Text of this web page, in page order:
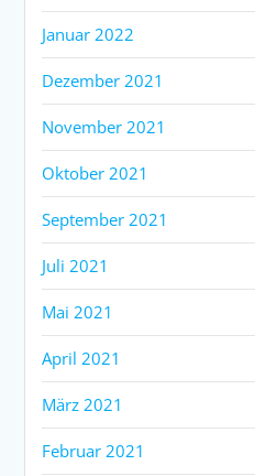
Januar 2022
Dezember 2021
November 2021
Oktober 2021
September 2021
Juli 2021
Mai 2021
April 2021
März 2021
Februar 2021